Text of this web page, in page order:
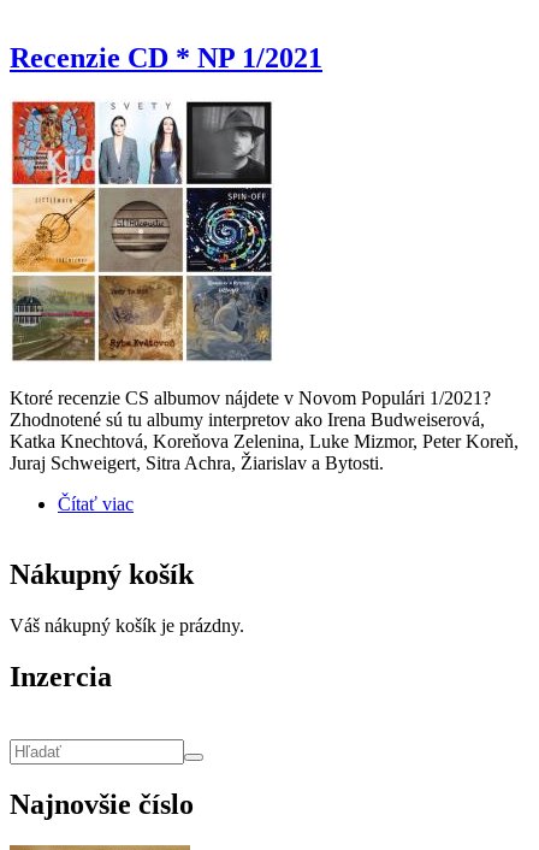
Recenzie CD * NP 1/2021
Ktoré recenzie CS albumov nájdete v Novom Populári 1/2021?
Zhodnotené sú tu albumy interpretov ako Irena Budweiserová,
Katka Knechtová, Koreňova Zelenina, Luke Mizmor, Peter Koreň,
Juraj Schweigert, Sitra Achra, Žiarislav a Bytosti.
Čítať viac
Nákupný košík
Váš nákupný košík je prázdny.
Inzercia
Najnovšie číslo